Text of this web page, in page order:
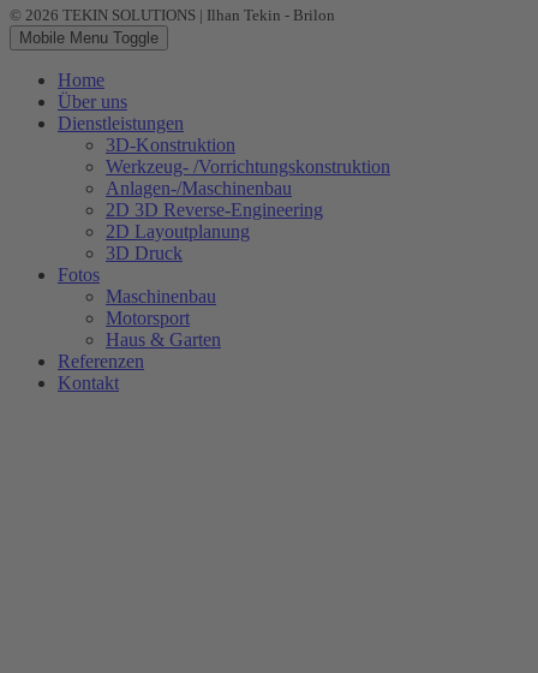
© 2026 TEKIN SOLUTIONS | Ilhan Tekin - Brilon
Mobile Menu Toggle
Home
Über uns
Dienstleistungen
3D-Konstruktion
Werkzeug- /Vorrichtungskonstruktion
Anlagen-/Maschinenbau
2D 3D Reverse-Engineering
2D Layoutplanung
3D Druck
Fotos
Maschinenbau
Motorsport
Haus & Garten
Referenzen
Kontakt